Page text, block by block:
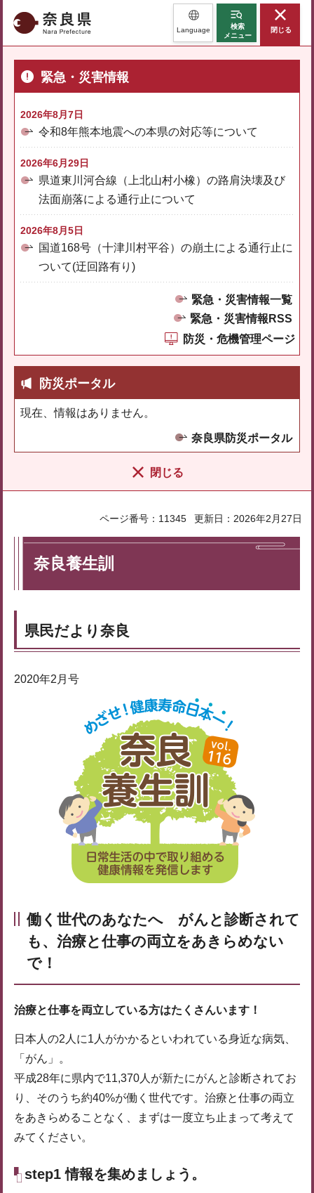
奈良県 Language
検索
メニュー
閉じる
緊急・災害情報
2026年8月7日
令和8年熊本地震への本県の対応等について
2026年6月29日
県道東川河合線（上北山村小橡）の路肩決壊及び
法面崩落による通行止について
2026年8月5日
国道168号（十津川村平谷）の崩土による通行止に
ついて(迂回路有り)
緊急・災害情報一覧
緊急・災害情報RSS
防災・危機管理ページ
防災ポータル
現在、情報はありません。
奈良県防災ポータル
閉じる
ページ番号：11345 更新日：2026年2月27日
奈良養生訓
県民だより奈良
2020年2月号
働く世代のあなたへ がんと診断されて
も、治療と仕事の両立をあきらめない
で！
治療と仕事を両立している方はたくさんいます！
日本人の2人に1人がかかるといわれている身近な病気、
「がん」。
平成28年に県内で11,370人が新たにがんと診断されてお
り、そのうち約40%が働く世代です。治療と仕事の両立
をあきらめることなく、まずは一度立ち止まって考えて
みてください。
step1 情報を集めましょう。